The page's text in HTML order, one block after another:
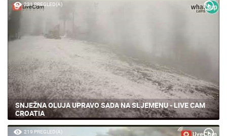
231 PREGLED(A)
SNJEŽNA OLUJA UPRAVO SADA NA SLJEMENU - LIVE CAM
CROATIA
219 PREGLED(A)